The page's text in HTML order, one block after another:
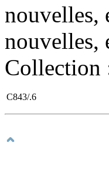
nouvelles,
nouvelles,
Collection
C843/.6